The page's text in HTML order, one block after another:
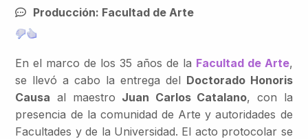
Producción: Facultad de Arte
En el marco de los 35 años de la Facultad de Arte,
se llevó a cabo la entrega del Doctorado Honoris
Causa al maestro Juan Carlos Catalano, con la
presencia de la comunidad de Arte y autoridades de
Facultades y de la Universidad. El acto protocolar se